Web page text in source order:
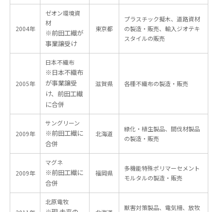
2004年
ゼオン環境資
材
※前田工繊が
事業譲受け
東京都
プラスチック擬木、道路資材
の製造・販売、輸入ジオテキ
スタイルの販売
2005年
日本不織布
※日本不織布
が事業譲受
け、前田工繊
に合併
滋賀県 各種不織布の製造・販売
2009年
サングリーン
※前田工繊に
合併
北海道
緑化・植生製品、間伐材製品
の製造・販売
2009年
マグネ
※前田工繊に
合併
福岡県
多機能特殊ポリマーセメント
モルタルの製造・販売
北原電牧
獣害対策製品、電気柵、放牧